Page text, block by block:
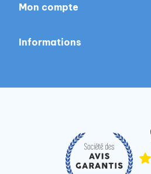
Mon compte
Informations